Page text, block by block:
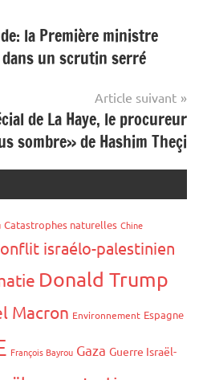
la Première ministre
un scrutin serré
Article suivant
de La Haye, le procureur
sombre» de Hashim Theçi
Catastrophes naturelles Chine
israélo-palestinien
Donald Trump
Macron Environnement Espagne
François Bayrou Gaza Guerre Israël-